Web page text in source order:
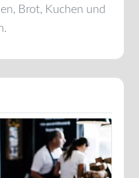
Brot, Kuchen und